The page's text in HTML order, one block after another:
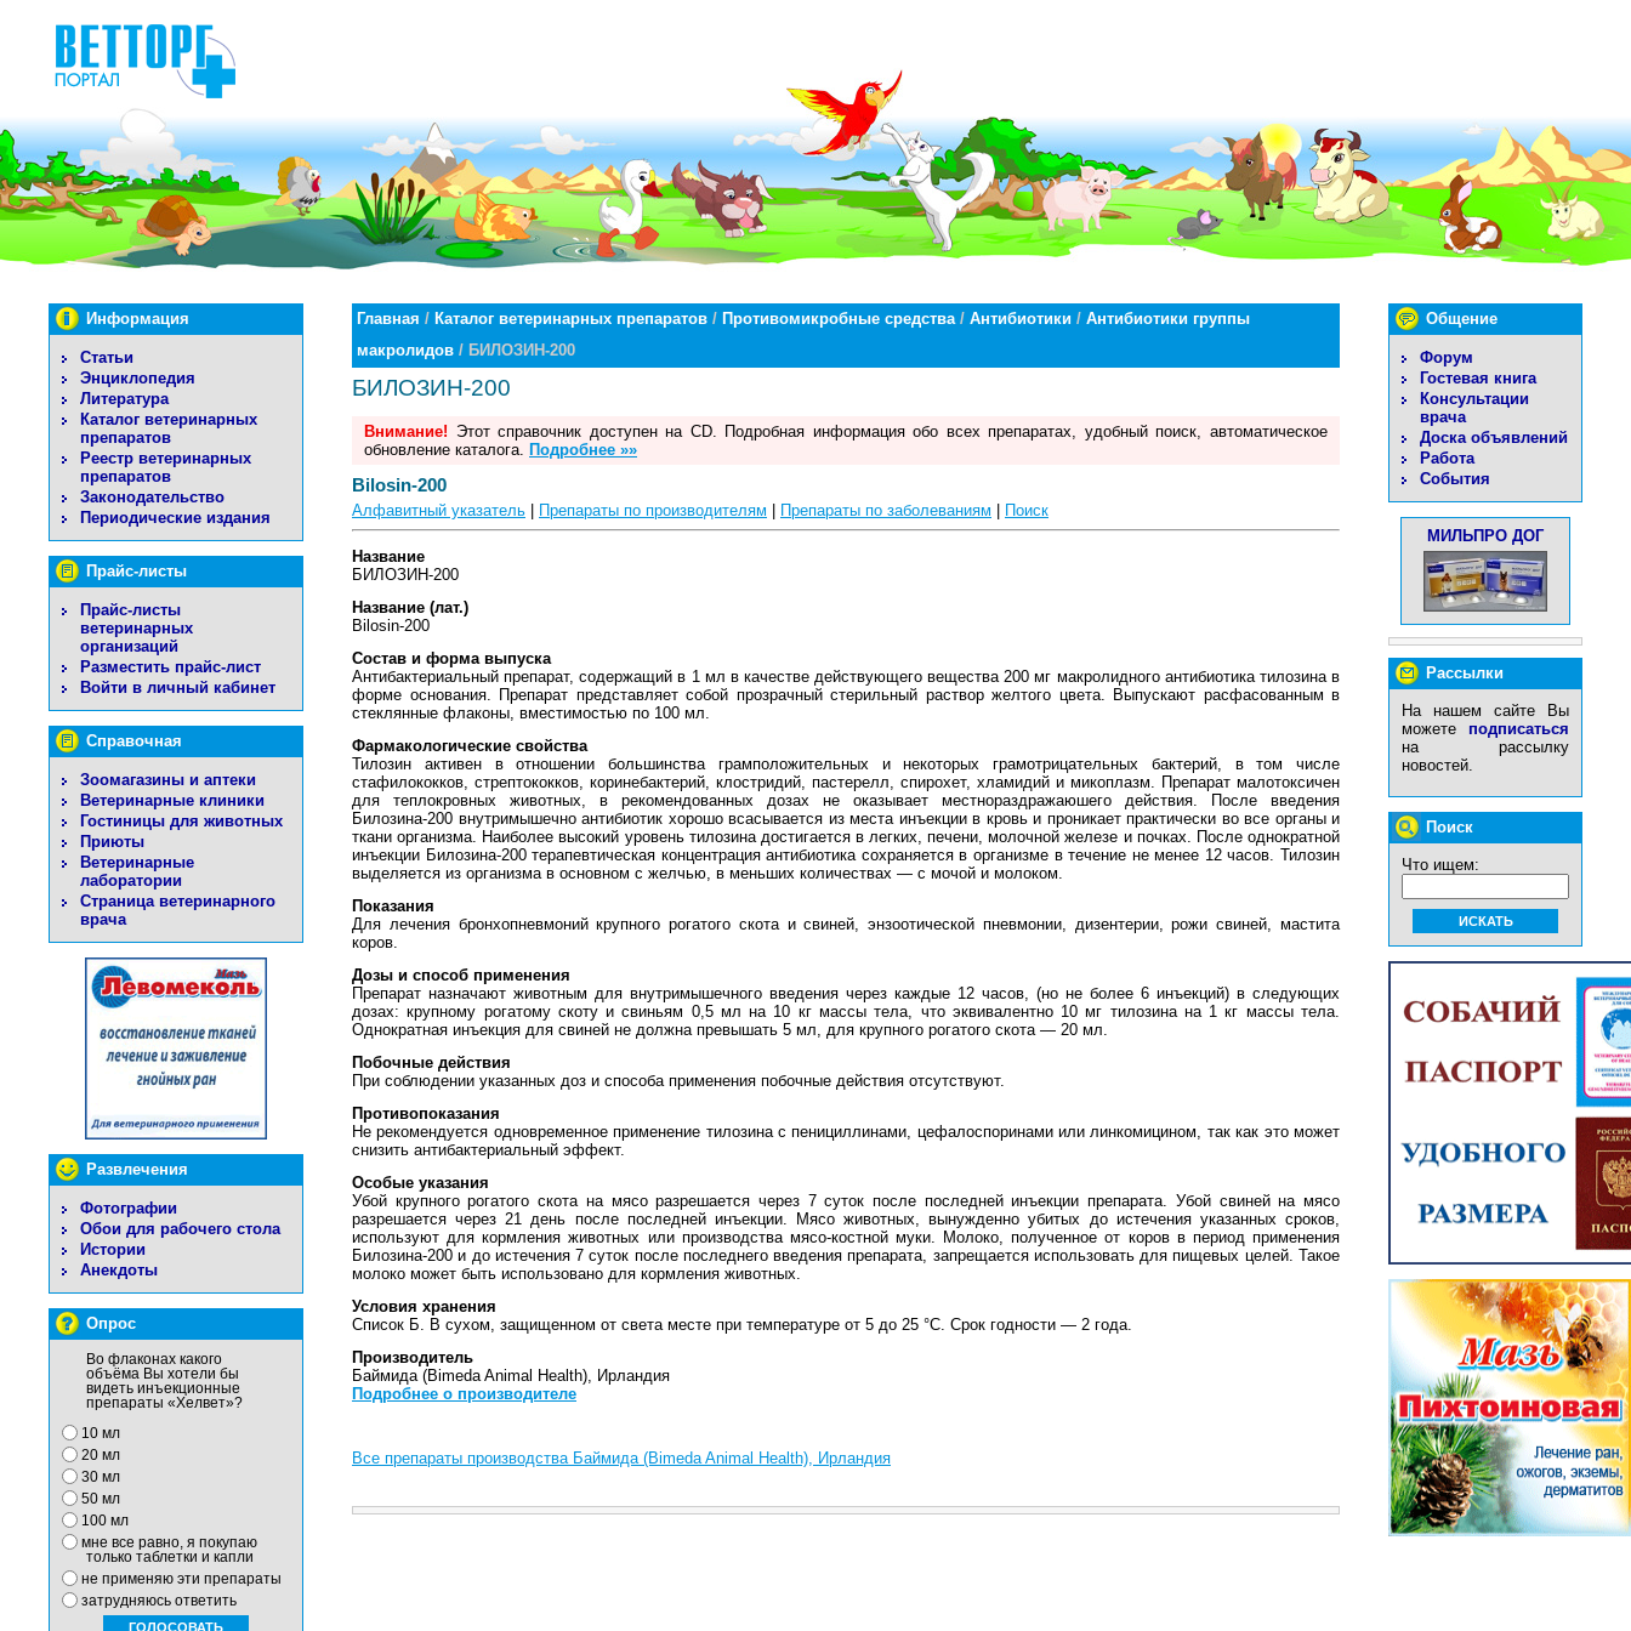
Информация
Статьи
Энциклопедия
Литература
Каталог ветеринарных
препаратов
Реестр ветеринарных
препаратов
Законодательство
Периодические издания
Прайс-листы
Прайс-листы
ветеринарных
организаций
Разместить прайс-лист
Войти в личный кабинет
Справочная
Зоомагазины и аптеки
Ветеринарные клиники
Гостиницы для животных
Приюты
Ветеринарные
лаборатории
Страница ветеринарного
врача
Развлечения
Фотографии
Обои для рабочего стола
Истории
Анекдоты
Опрос
Во флаконах какого
объёма Вы хотели бы
видеть инъекционные
препараты «Хелвет»?
10 мл
20 мл
30 мл
50 мл
100 мл
мне все равно, я покупаю
только таблетки и капли
не применяю эти препараты
затрудняюсь ответить
Общение
Форум
Гостевая книга
Консультации
врача
Доска объявлений
Работа
События
МИЛЬПРО ДОГ
Рассылки
На нашем сайте Вы
можете подписаться
на рассылку
новостей.
Поиск
Что ищем:
Главная / Каталог ветеринарных препаратов / Противомикробные средства/ Антибиотики / Антибиотики группы
макролидов / БИЛОЗИН-200
БИЛОЗИН-200
Внимание! Этот справочник доступен на CD. Подробная информация обо всех препаратах, удобный поиск, автоматическое
обновление каталога. Подробнее »»
Bilosin-200
Алфавитный указатель Препараты по производителям Препараты по заболеваниям Поиск
Название
БИЛОЗИН-200
Название (лат.)
Bilosin-200
Состав и форма выпуска
Антибактериальный препарат, содержащий в 1 мл в качестве действующего вещества 200 мг макролидного антибиотика тилозина в
форме основания. Препарат представляет собой прозрачный стерильный раствор желтого цвета. Выпускают расфасованным в
стеклянные флаконы, вместимостью по 100 мл.
Фармакологические свойства
Тилозин активен в отношении большинства грамположительных и некоторых грамотрицательных бактерий, в том числе
стафилококков, стрептококков, коринебактерий, клостридий, пастерелл, спирохет, хламидий и микоплазм. Препарат малотоксичен
для теплокровных животных, в рекомендованных дозах не оказывает местнораздражаюшего действия. После введения
Билозина-200 внутримышечно антибиотик хорошо всасывается из места инъекции в кровь и проникает практически во все органы и
ткани организма. Наиболее высокий уровень тилозина достигается в легких, печени, молочной железе и почках. После однократной
инъекции Билозина-200 терапевтическая концентрация антибиотика сохраняется в организме в течение не менее 12 часов. Тилозин
выделяется из организма в основном с желчью, в меньших количествах — с мочой и молоком.
Показания
Для лечения бронхопневмоний крупного рогатого скота и свиней, энзоотической пневмонии, дизентерии, рожи свиней, мастита
коров.
Дозы и способ применения
Препарат назначают животным для внутримышечного введения через каждые 12 часов, (но не более 6 инъекций) в следующих
дозах: крупному рогатому скоту и свиньям 0,5 мл на 10 кг массы тела, что эквивалентно 10 мг тилозина на 1 кг массы тела.
Однократная инъекция для свиней не должна превышать 5 мл, для крупного рогатого скота — 20 мл.
Побочные действия
При соблюдении указанных доз и способа применения побочные действия отсутствуют.
Противопоказания
Не рекомендуется одновременное применение тилозина с пенициллинами, цефалоспоринами или линкомицином, так как это может
снизить антибактериальный эффект.
Особые указания
Убой крупного рогатого скота на мясо разрешается через 7 суток после последней инъекции препарата. Убой свиней на мясо
разрешается через 21 день после последней инъекции. Мясо животных, вынужденно убитых до истечения указанных сроков,
используют для кормления животных или производства мясо-костной муки. Молоко, полученное от коров в период применения
Билозина-200 и до истечения 7 суток после последнего введения препарата, запрещается использовать для пищевых целей. Такое
молоко может быть использовано для кормления животных.
Условия хранения
Список Б. В сухом, защищенном от света месте при температуре от 5 до 25 °С. Срок годности — 2 года.
Производитель
Баймида (Bimeda Animal Health), Ирландия
Подробнее о производителе
Все препараты производства Баймида (Bimeda Animal Health), Ирландия